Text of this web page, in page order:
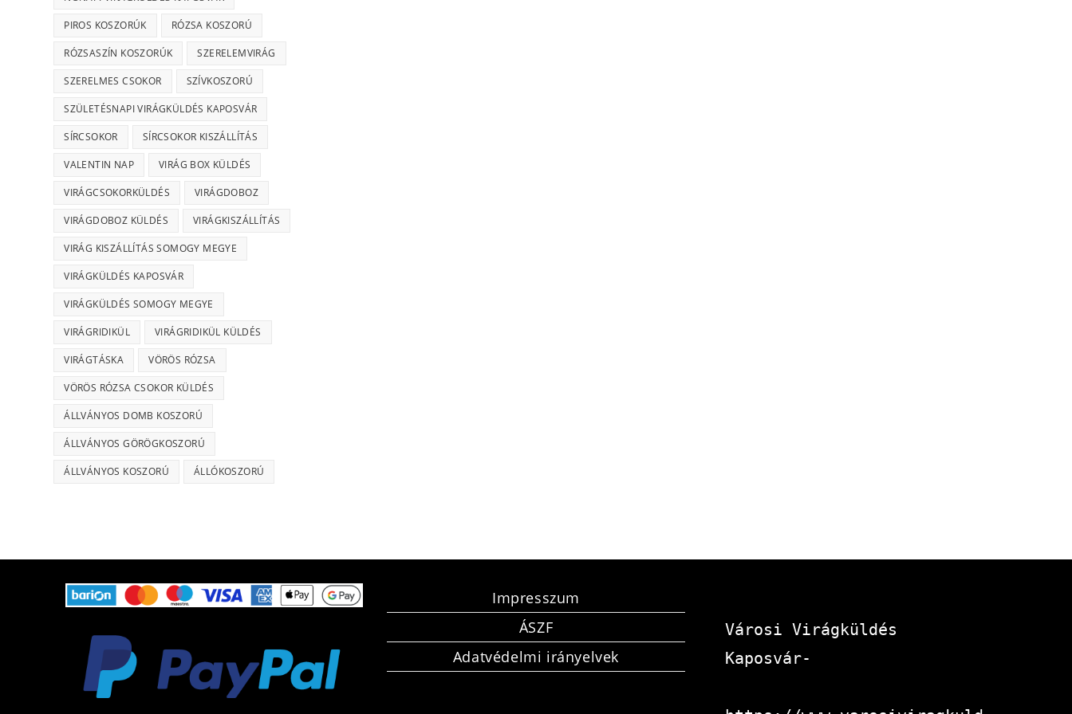
PIROS KOSZORÚK RÓZSA KOSZORÚ
RÓZSASZÍN KOSZORÚK SZERELEMVIRÁG
SZERELMES CSOKOR SZÍVKOSZORÚ
SZÜLETÉSNAPI VIRÁGKÜLDÉS KAPOSVÁR
SÍRCSOKOR SÍRCSOKOR KISZÁLLÍTÁS
VALENTIN NAP VIRÁG BOX KÜLDÉS
VIRÁGCSOKORKÜLDÉS VIRÁGDOBOZ
VIRÁGDOBOZ KÜLDÉS VIRÁGKISZÁLLÍTÁS
VIRÁG KISZÁLLÍTÁS SOMOGY MEGYE
VIRÁGKÜLDÉS KAPOSVÁR
VIRÁGKÜLDÉS SOMOGY MEGYE
VIRÁGRIDIKÜL VIRÁGRIDIKÜL KÜLDÉS
VIRÁGTÁSKA VÖRÖS RÓZSA
VÖRÖS RÓZSA CSOKOR KÜLDÉS
ÁLLVÁNYOS DOMB KOSZORÚ
ÁLLVÁNYOS GÖRÖGKOSZORÚ
ÁLLVÁNYOS KOSZORÚ ÁLLÓKOSZORÚ
Impresszum
ÁSZF
Adatvédelmi irányelvek
Városi Virágküldés
Kaposvár-